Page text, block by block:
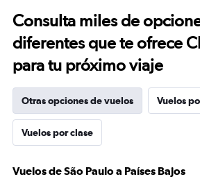
Consulta miles de
diferentes que te ofrece
para tu próximo viaje
Otras opciones de vuelos Vuelos
Vuelos por clase
Vuelos de São Paulo a Países Bajos